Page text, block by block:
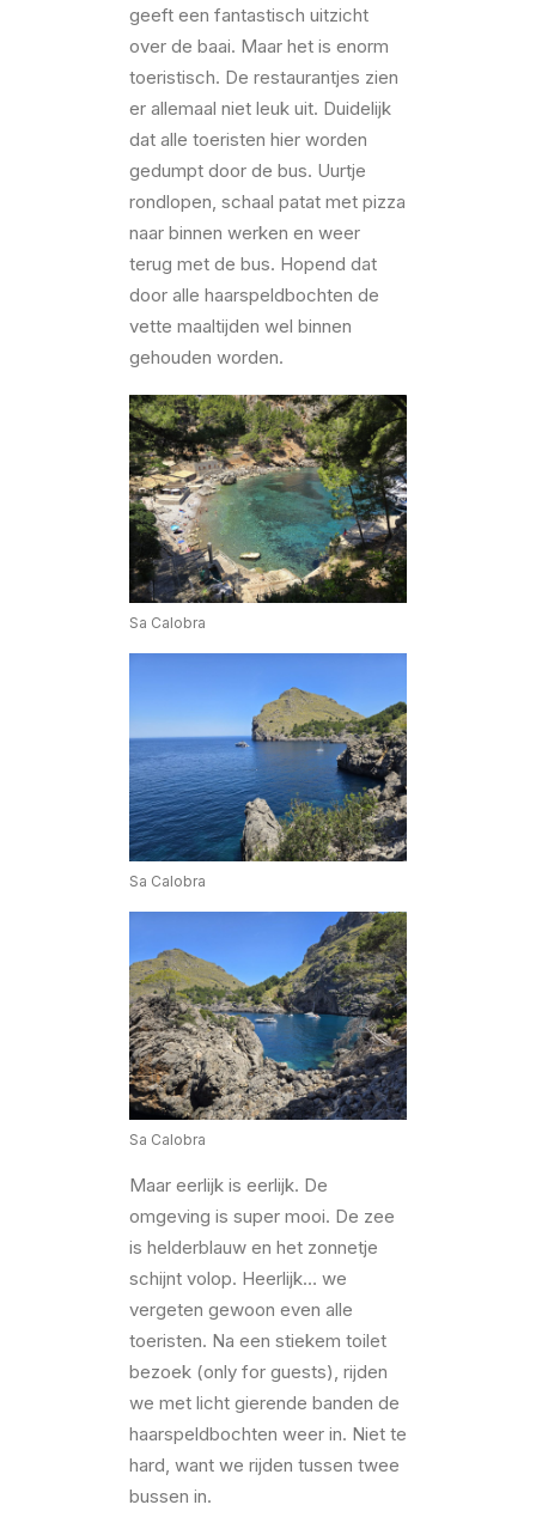
geeft een fantastisch uitzicht
over de baai. Maar het is enorm
toeristisch. De restaurantjes zien
er allemaal niet leuk uit. Duidelijk
dat alle toeristen hier worden
gedumpt door de bus. Uurtje
rondlopen, schaal patat met pizza
naar binnen werken en weer
terug met de bus. Hopend dat
door alle haarspeldbochten de
vette maaltijden wel binnen
gehouden worden.
Sa Calobra
Sa Calobra
Sa Calobra
Maar eerlijk is eerlijk. De
omgeving is super mooi. De zee
is helderblauw en het zonnetje
schijnt volop. Heerlijk… we
vergeten gewoon even alle
toeristen. Na een stiekem toilet
bezoek (only for guests), rijden
we met licht gierende banden de
haarspeldbochten weer in. Niet te
hard, want we rijden tussen twee
bussen in.